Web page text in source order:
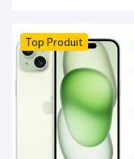
Top Produit